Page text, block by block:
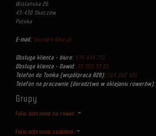
Wiślańska 26
43-430 Skoczów
Polska
E-mail: biuro@4-bike.pl
Obsługa klienta - biuro: 575 444 731
Obsługa klienta - Dawid: 33 300 33 15
Telefon do Tomka (współpraca B2B): 505 002 401
Telefon na pracownie (doradztwo w oklejaniu rowerów):
Grupy
Folie ochronne na rower
Folie ochronne ozdobne